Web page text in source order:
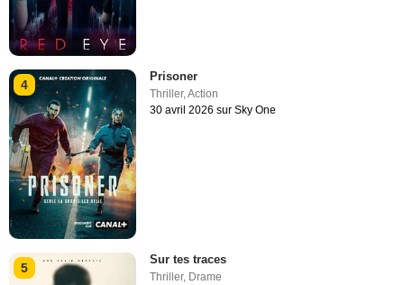
4
Prisoner
Thriller,Action
30 avril 2026 sur Sky One
5
Sur tes traces
Thriller, Drame